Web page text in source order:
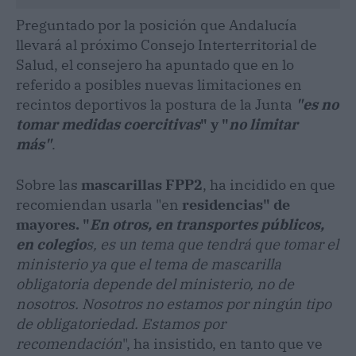
Preguntado por la posición que Andalucía
llevará al próximo Consejo Interterritorial de
Salud, el consejero ha apuntado que en lo
referido a posibles nuevas limitaciones en
recintos deportivos la postura de la Junta "es no
tomar medidas coercitivas" y "no limitar
más".
Sobre las mascarillas FPP2, ha incidido en que
recomiendan usarla "en residencias" de
mayores. "En otros, en transportes públicos,
en colegios, es un tema que tendrá que tomar el
ministerio ya que el tema de mascarilla
obligatoria depende del ministerio, no de
nosotros. Nosotros no estamos por ningún tipo
de obligatoriedad. Estamos por
recomendación", ha insistido, en tanto que ve